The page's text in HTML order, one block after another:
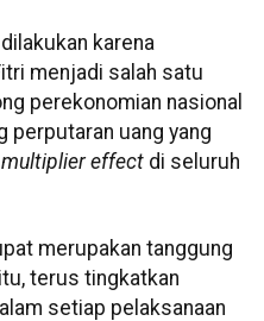
karena
menjadi salah satu
perekonomian nasional
perputaran uang yang
multiplier effect di seluruh
merupakan tanggung
terus tingkatkan
setiap pelaksanaan